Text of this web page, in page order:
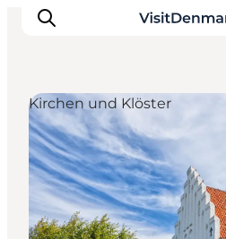
Inspiration
Regionen
Erlebnisse
Unterkünfte
Kirchen und Klöster